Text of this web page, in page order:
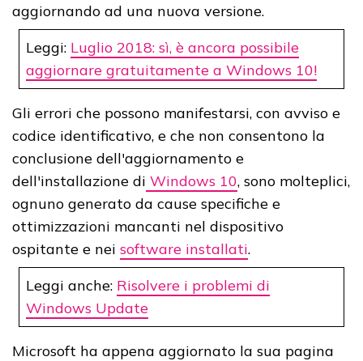
aggiornando ad una nuova versione.
Leggi: Luglio 2018: sì, è ancora possibile
aggiornare gratuitamente a Windows 10!
Gli errori che possono manifestarsi, con avviso e
codice identificativo, e che non consentono la
conclusione dell'aggiornamento e
dell'installazione di Windows 10, sono molteplici,
ognuno generato da cause specifiche e
ottimizzazioni mancanti nel dispositivo
ospitante e nei software installati.
Leggi anche: Risolvere i problemi di
Windows Update
Microsoft ha appena aggiornato la sua pagina